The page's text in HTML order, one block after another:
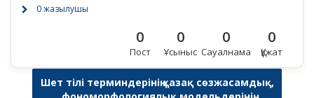
0 жазылушы
0
Пост
0
Ұсыныс
0
Сауалнама
0
Құжат
Шет тілі терминдерінің қазақ сөзжасамдық,